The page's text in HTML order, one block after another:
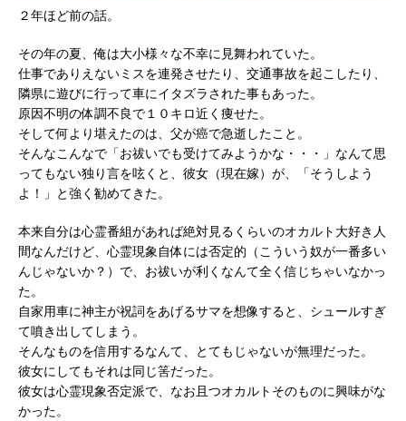
２年ほど前の話。
その年の夏、俺は大小様々な不幸に見舞われていた。
仕事でありえないミスを連発させたり、交通事故を起こしたり、
隣県に遊びに行って車にイタズラされた事もあった。
原因不明の体調不良で１０キロ近く痩せた。
そして何より堪えたのは、父が癌で急逝したこと。
そんなこんなで「お祓いでも受けてみようかな・・・」なんて思
ってもない独り言を呟くと、彼女（現在嫁）が、「そうしよう
よ！」と強く勧めてきた。
本来自分は心霊番組があれば絶対見るくらいのオカルト大好き人
間なんだけど、心霊現象自体には否定的（こういう奴が一番多い
んじゃないか？）で、お祓いが利くなんて全く信じちゃいなかっ
た。
自家用車に神主が祝詞をあげるサマを想像すると、シュールすぎ
て噴き出してしまう。
そんなものを信用するなんて、とてもじゃないが無理だった。
彼女にしてもそれは同じ筈だった。
彼女は心霊現象否定派で、なお且つオカルトそのものに興味がな
かった。